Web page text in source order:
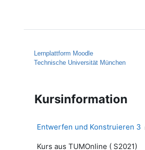
Lernplattform Moodle
Technische Universität München
Kursinformation
Entwerfen und Konstruieren 3
Kurs aus TUMOnline ( S2021)